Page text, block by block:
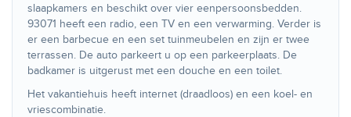
slaapkamers en beschikt over vier eenpersoonsbedden.
93071 heeft een radio, een TV en een verwarming. Verder is
er een barbecue en een set tuinmeubelen en zijn er twee
terrassen. De auto parkeert u op een parkeerplaats. De
badkamer is uitgerust met een douche en een toilet.
Het vakantiehuis heeft internet (draadloos) en een koel- en
vriescombinatie.